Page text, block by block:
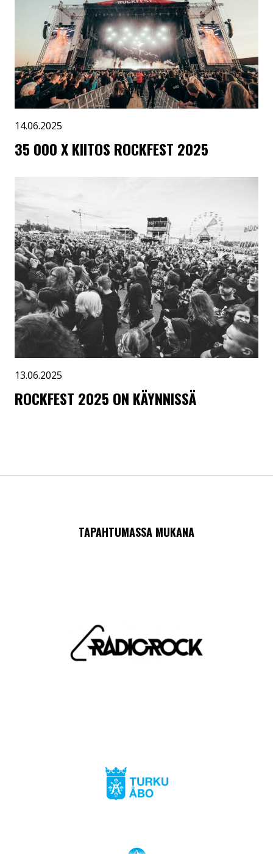
14.06.2025
35 000 X KIITOS ROCKFEST 2025
13.06.2025
ROCKFEST 2025 ON KÄYNNISSÄ
TAPAHTUMASSA MUKANA